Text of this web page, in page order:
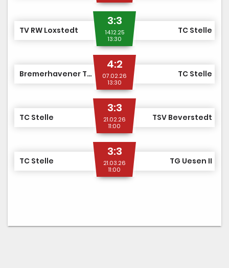
TV RW Loxstedt
3:3
14.12.25
13:30
TC Stelle
Bremerhavener TV v. 1905
4:2
07.02.26
13:30
TC Stelle
TC Stelle
3:3
21.02.26
11:00
TSV Beverstedt
TC Stelle
3:3
21.03.26
11:00
TG Uesen II